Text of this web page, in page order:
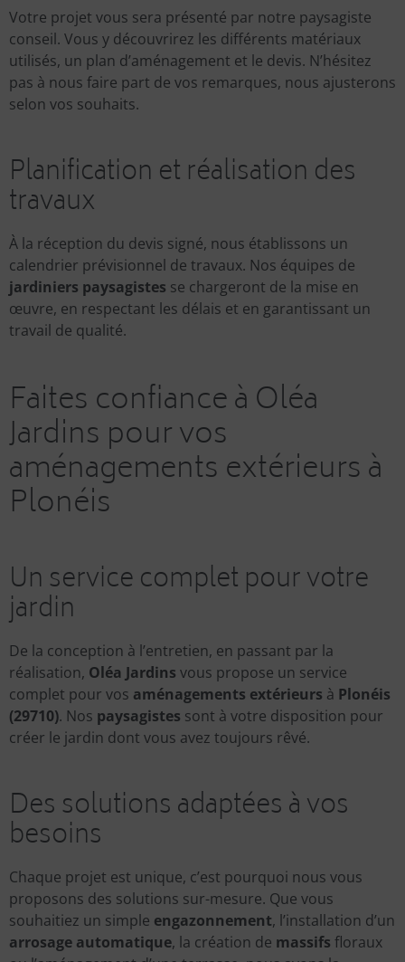
Votre projet vous sera présenté par notre paysagiste
conseil. Vous y découvrirez les différents matériaux
utilisés, un plan d’aménagement et le devis. N’hésitez
pas à nous faire part de vos remarques, nous ajusterons
selon vos souhaits.
Planification et réalisation des
travaux
À la réception du devis signé, nous établissons un
calendrier prévisionnel de travaux. Nos équipes de
jardiniers paysagistes se chargeront de la mise en
œuvre, en respectant les délais et en garantissant un
travail de qualité.
Faites confiance à Oléa
Jardins pour vos
aménagements extérieurs à
Plonéis
Un service complet pour votre
jardin
De la conception à l’entretien, en passant par la
réalisation, Oléa Jardins vous propose un service
complet pour vos aménagements extérieurs à Plonéis
(29710). Nos paysagistes sont à votre disposition pour
créer le jardin dont vous avez toujours rêvé.
Des solutions adaptées à vos
besoins
Chaque projet est unique, c’est pourquoi nous vous
proposons des solutions sur-mesure. Que vous
souhaitiez un simple engazonnement, l’installation d’un
arrosage automatique, la création de massifs floraux